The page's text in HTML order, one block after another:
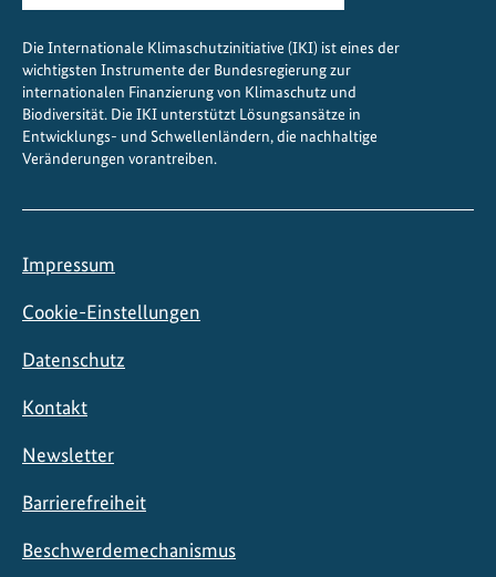
l
i
m
a
Die Internationale Klimaschutzinitiative (IKI) ist eines der
wichtigsten Instrumente der Bundesregierung zur
internationalen Finanzierung von Klimaschutz und
Biodiversität. Die IKI unterstützt Lösungsansätze in
Entwicklungs- und Schwellenländern, die nachhaltige
Veränderungen vorantreiben.
Impressum
Cookie-Einstellungen
Datenschutz
Kontakt
Newsletter
Barrierefreiheit
Beschwerdemechanismus